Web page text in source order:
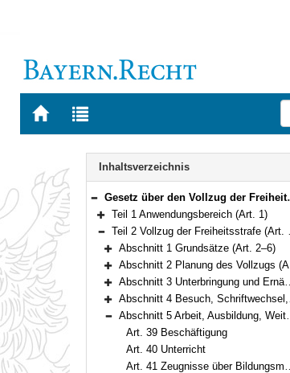
Zur
BAYERN.RECHT
Zur
letzten
Navigation
Inhaltsverzeichnis
Bereich reduzieren
Gesetz über den Vollzug der Freiheitsstrafe und der Jugendstrafe (Bayerisches Strafvollzugsgesetz – BayStVollzG) Vom 10. Dezember 2007 (GVBl. S. 866) BayRS 312-2-1-J (Art. 1–209)
Bereich erweitern
Teil 1 Anwendungsbereich (Art. 1)
Bereich reduzieren
Teil 2 Vollzug der Freiheitsstrafe (Art. 2–120)
Bereich erweitern
Abschnitt 1 Grundsätze (Art. 2–6)
Bereich erweitern
Abschnitt 2 Planung des Vollzugs (Art. 7–18)
Bereich erweitern
Abschnitt 3 Unterbringung und Ernährung der Gefangenen (Art. 19–25)
Bereich erweitern
Abschnitt 4 Besuch, Schriftwechsel, Urlaub, Ausgang und Ausführung aus wichtigem Anlass (Art. 26–38)
Bereich reduzieren
Abschnitt 5 Arbeit, Ausbildung, Weiterbildung (Art. 39–49)
Art. 39 Beschäftigung
Art. 40 Unterricht
Art. 41 Zeugnisse über Bildungsmaßnahmen